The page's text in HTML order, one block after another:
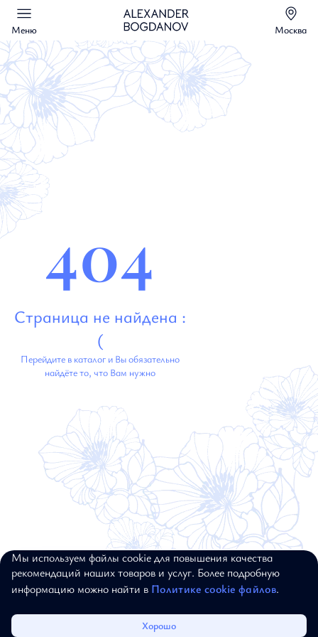
Меню Москва
404
Страница не найдена :
(
Перейдите в каталог и Вы обязательно
найдёте то, что Вам нужно
© 2017–2026, ALEXANDER BOGDANOV.
ВСЕ ПРАВА ЗАЩИЩЕНЫ
Избранное Корзина
Мы используем файлы cookie для повышения качества
рекомендаций наших товаров и услуг. Более подробную
информацию можно найти в Политике cookie файлов.
Хорошо